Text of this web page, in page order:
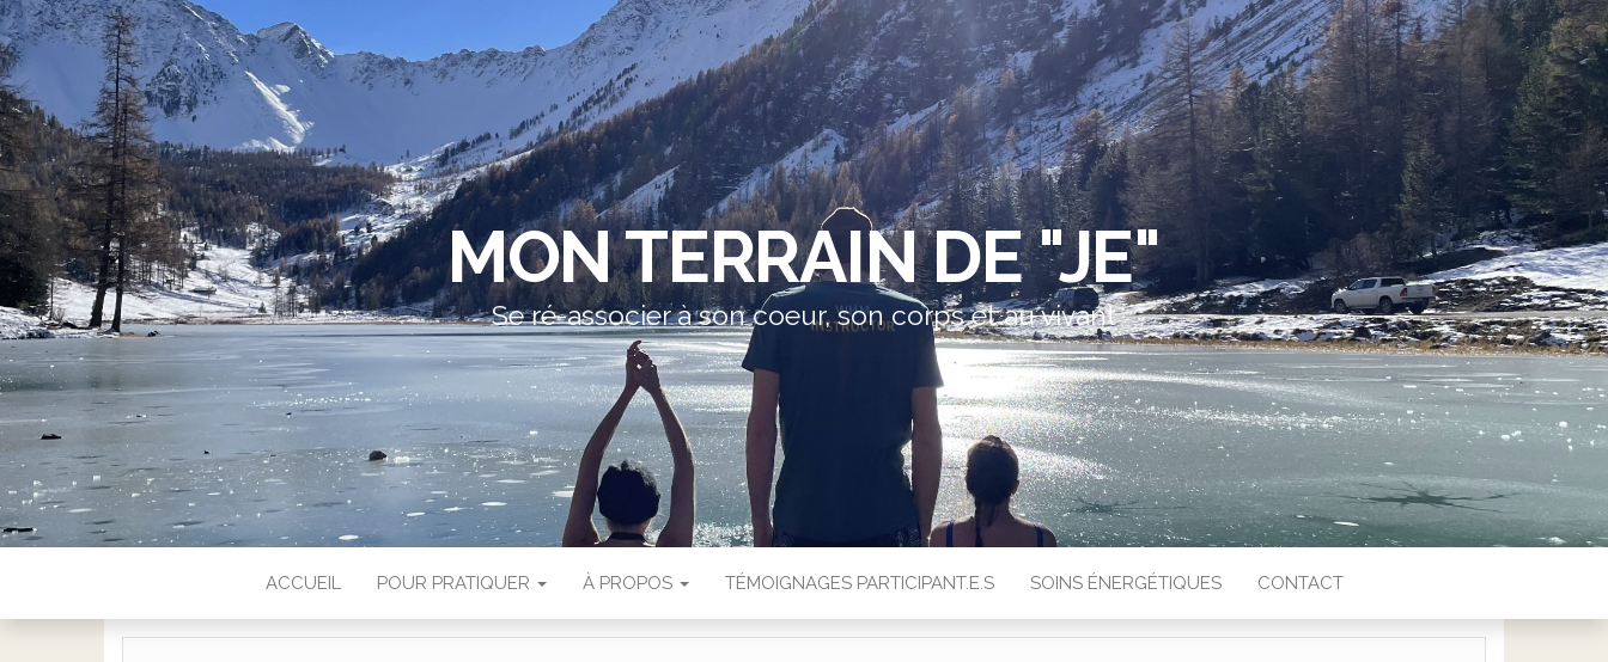
MON TERRAIN DE "JE"
Se ré-associer à son coeur, son corps et au vivant
ACCUEIL POUR PRATIQUER À PROPOS TÉMOIGNAGES PARTICIPANT.E.S SOINS ÉNERGÉTIQUES CONTACT